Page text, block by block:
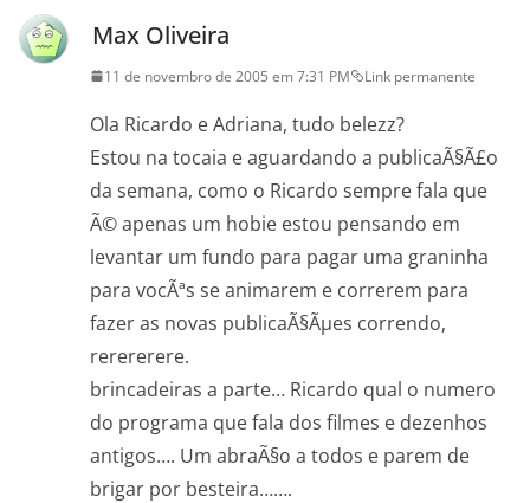
Max Oliveira
11 de novembro de 2005 em 7:31 PM Link permanente
Ola Ricardo e Adriana, tudo belezz?
Estou na tocaia e aguardando a publicaÃ§Ã£o
da semana, como o Ricardo sempre fala que
Ã© apenas um hobie estou pensando em
levantar um fundo para pagar uma graninha
para vocÃªs se animarem e correrem para
fazer as novas publicaÃ§Ãµes correndo,
rerererere.
brincadeiras a parte… Ricardo qual o numero
do programa que fala dos filmes e dezenhos
antigos…. Um abraÃ§o a todos e parem de
brigar por besteira…….